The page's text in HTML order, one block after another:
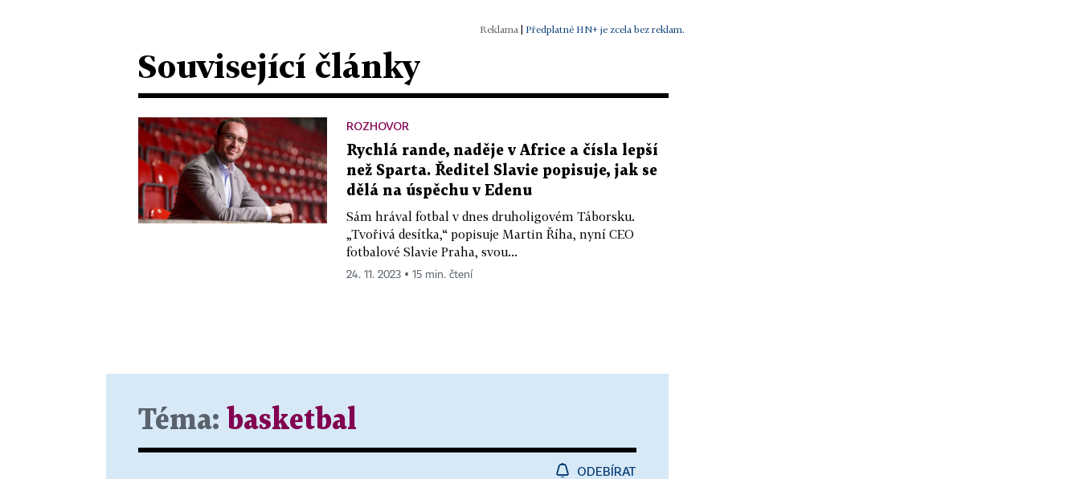
| Předplatné HN+ je zcela bez reklam.
Související články
ROZHOVOR
Rychlá rande, naděje v Africe a čísla lepší
než Sparta. Ředitel Slavie popisuje, jak se
dělá na úspěchu v Edenu
Sám hrával fotbal v dnes druholigovém Táborsku.
„Tvořivá desítka,“ popisuje Martin Říha, nyní CEO
fotbalové Slavie Praha, svou...
24. 11. 2023 ▪ 15 min. čtení
Téma: basketbal
ODEBÍRAT